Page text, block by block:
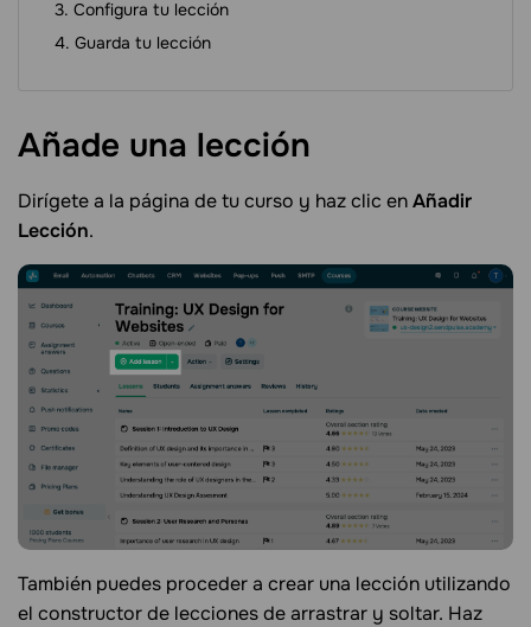
Configura tu lección
Guarda tu lección
Añade una lección
Dirígete a la página de tu curso y haz clic enAñadir
Lección.
También puedes proceder a crear una lección utilizando
el constructor de lecciones de arrastrar y soltar. Haz